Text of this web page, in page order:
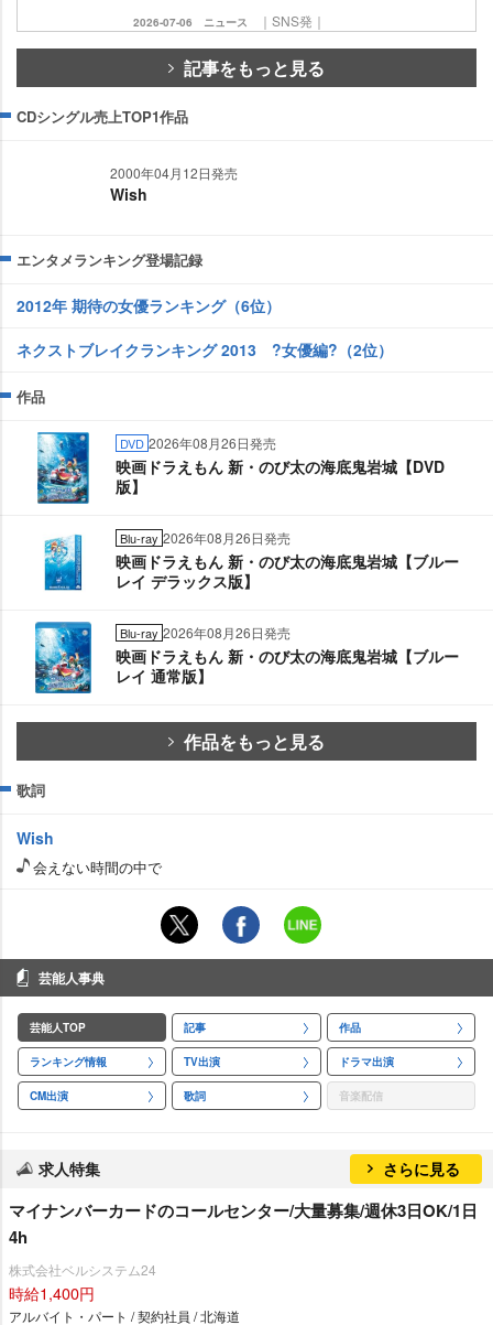
2026-07-06 ニュース ｜SNS発｜
記事をもっと見る
CDシングル売上TOP1作品
2000年04月12日発売
Wish
エンタメランキング登場記録
2012年 期待の女優ランキング（6位）
ネクストブレイクランキング 2013 ?女優編?（2位）
作品
DVD 2026年08月26日発売
映画ドラえもん 新・のび太の海底鬼岩城【DVD
版】
Blu-ray 2026年08月26日発売
映画ドラえもん 新・のび太の海底鬼岩城【ブルー
レイ デラックス版】
Blu-ray 2026年08月26日発売
映画ドラえもん 新・のび太の海底鬼岩城【ブルー
レイ 通常版】
作品をもっと見る
歌詞
Wish
会えない時間の中で
芸能人事典
芸能人TOP 記事 作品
ランキング情報 TV出演 ドラマ出演
CM出演 歌詞 音楽配信
求人特集 さらに見る
マイナンバーカードのコールセンター/大量募集/週休3日OK/1日
4h
株式会社ベルシステム24
時給1,400円
アルバイト・パート / 契約社員 / 北海道